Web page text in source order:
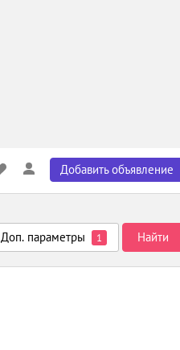
Добавить объявление
Доп. параметры 1 Найти